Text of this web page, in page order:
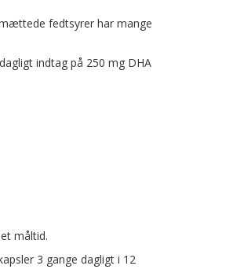
fedtsyrer har mange
indtag på 250 mg DHA
måltid.
3 gange dagligt i 12